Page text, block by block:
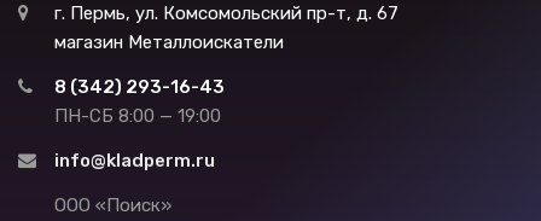
г. Пермь, ул. Комсомольский пр-т, д. 67
магазин Металлоискатели
8 (342) 293-16-43
ПН-СБ 8:00 — 19:00
info@kladperm.ru
ООО «Поиск»